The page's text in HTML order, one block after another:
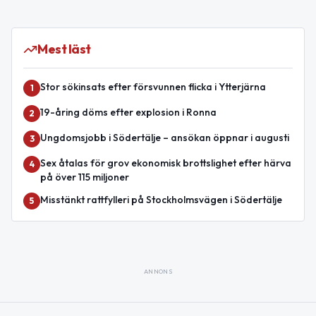
Mest läst
1 Stor sökinsats efter försvunnen flicka i Ytterjärna
2 19-åring döms efter explosion i Ronna
3 Ungdomsjobb i Södertälje – ansökan öppnar i augusti
4 Sex åtalas för grov ekonomisk brottslighet efter härva
på över 115 miljoner
5 Misstänkt rattfylleri på Stockholmsvägen i Södertälje
ANNONS